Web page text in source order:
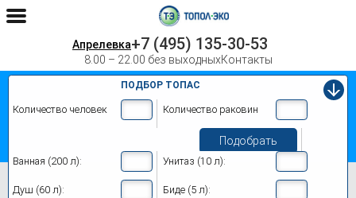
Апрелевка+7 (495) 135-30-53
8.00 – 22.00 без выходныхКонтакты
ПОДБОР ТОПАС
Количество человек Количество раковин
Подобрать
Ванная (200 л): Унитаз (10 л):
Душ (60 л): Биде (5 л):